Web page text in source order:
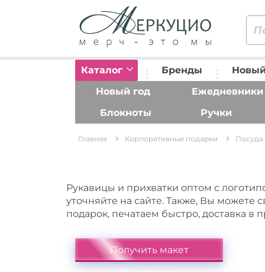
Каталог Бренды
Новый год
Ежедневники
Блокноты
Ручки
Главная Корпоративные подарки Посуда
Рукавицы и прихватки оптом с
уточняйте на сайте. Также, Вы
подарок, печатаем быстро, доставка в
Получить макет